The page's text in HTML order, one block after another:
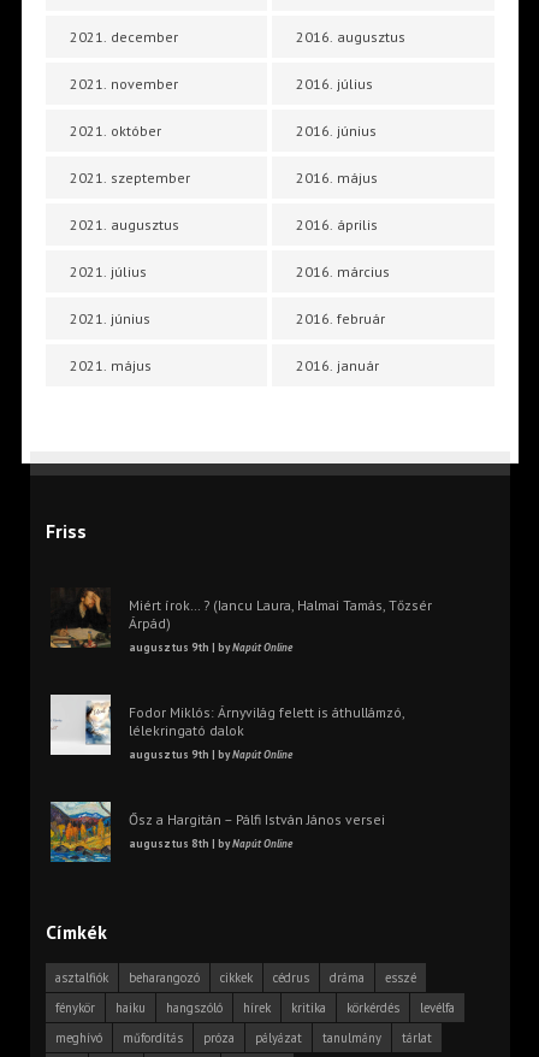
2021. december
2021. november
2021. október
2021. szeptember
2021. augusztus
2021. július
2021. június
2021. május
2016. augusztus
2016. július
2016. június
2016. május
2016. április
2016. március
2016. február
2016. január
Friss
Miért írok… ? (Iancu Laura, Halmai Tamás, Tőzsér
Árpád)
augusztus 9th | byNapút Online
Fodor Miklós: Árnyvilág felett is áthullámzó,
lélekringató dalok
augusztus 9th | byNapút Online
Ősz a Hargitán – Pálfi István János versei
augusztus 8th | byNapút Online
Címkék
asztalfiók beharangozó cikkek cédrus dráma
esszé
fénykör
haiku hangszóló hírek kritika körkérdés
levélfa
meghívó
műfordítás próza pályázat tanulmány
tárlat